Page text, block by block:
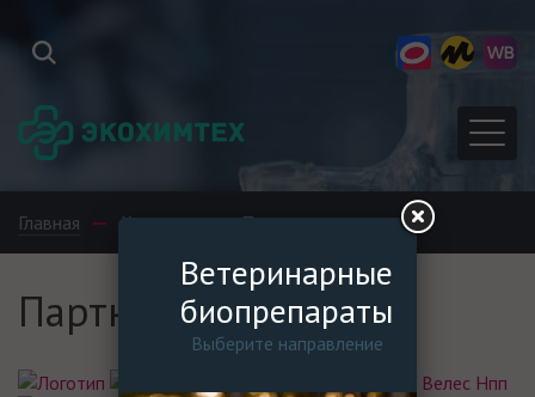
Главная Компания Партнеры
Партнеры
Ветеринарные
биопрепараты
Выберите направление